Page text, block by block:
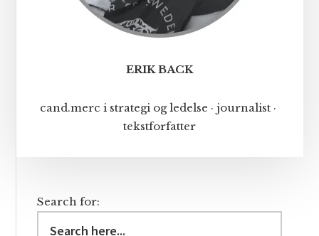
ERIK BACK
cand.merc i strategi og ledelse · journalist ·
tekstforfatter
Search for: